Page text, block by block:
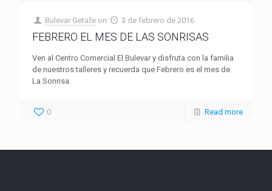
Bulevar Getafe on 3 de febrero de 2016
FEBRERO EL MES DE LAS SONRISAS
Ven al Centro Comercial El Bulevar y disfruta con la familia
de nuestros talleres y recuerda que Febrero es el mes de
La Sonrisa.
0 Read more